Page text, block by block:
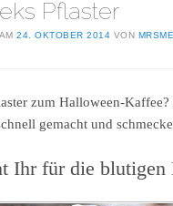
Pflaster
24. OKTOBER 2014 VON
zum Halloween-
gemacht und
Ihr für die blutigen